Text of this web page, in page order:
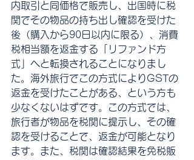
内取引と同価格で販売し、出国時に税
関でその物品の持ち出し確認を受けた
後（購入から90日以内に限る）、消費
税相当額を返金する「リファンド方
式」へと転換されることになりまし
た。海外旅行でこの方式によりGSTの
返金を受けたことがある、という方も
少なくないはずです。この方式では、
旅行者が物品を税関に提示し、その確
認を受けることで、返金が可能となり
ます。また、税関は確認結果を免税販